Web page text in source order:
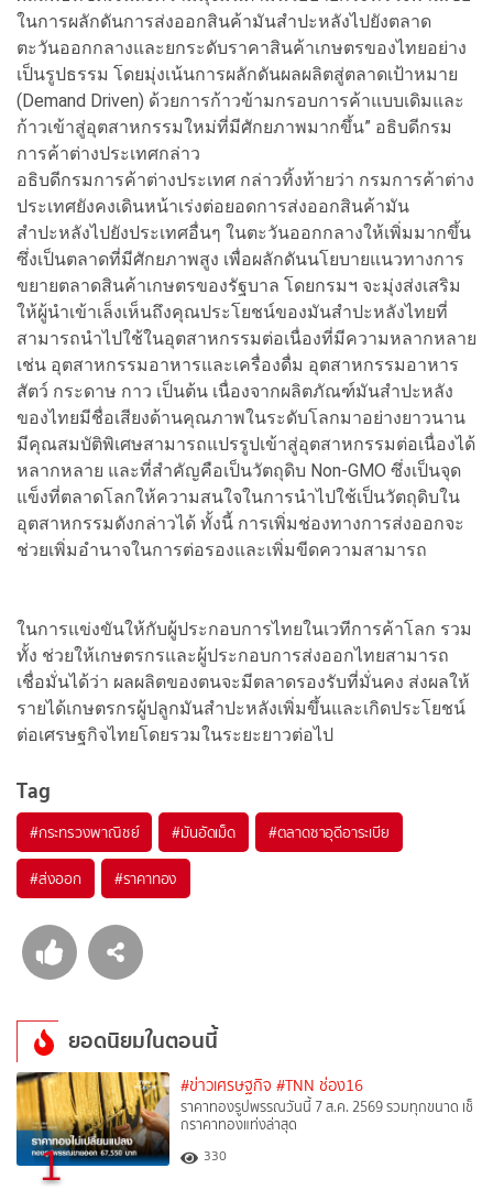
ในการผลักดันการส่งออกสินค้ามันสำปะหลังไปยังตลาด
ตะวันออกกลางและยกระดับราคาสินค้าเกษตรของไทยอย่าง
เป็นรูปธรรม โดยมุ่งเน้นการผลักดันผลผลิตสู่ตลาดเป้าหมาย
(Demand Driven) ด้วยการก้าวข้ามกรอบการค้าแบบเดิมและ
ก้าวเข้าสู่อุตสาหกรรมใหม่ที่มีศักยภาพมากขึ้น” อธิบดีกรม
การค้าต่างประเทศกล่าว
อธิบดีกรมการค้าต่างประเทศ กล่าวทิ้งท้ายว่า กรมการค้าต่าง
ประเทศยังคงเดินหน้าเร่งต่อยอดการส่งออกสินค้ามัน
สำปะหลังไปยังประเทศอื่นๆ ในตะวันออกกลางให้เพิ่มมากขึ้น
ซึ่งเป็นตลาดที่มีศักยภาพสูง เพื่อผลักดันนโยบายแนวทางการ
ขยายตลาดสินค้าเกษตรของรัฐบาล โดยกรมฯ จะมุ่งส่งเสริม
ให้ผู้นำเข้าเล็งเห็นถึงคุณประโยชน์ของมันสำปะหลังไทยที่
สามารถนำไปใช้ในอุตสาหกรรมต่อเนื่องที่มีความหลากหลาย
เช่น อุตสาหกรรมอาหารและเครื่องดื่ม อุตสาหกรรมอาหาร
สัตว์ กระดาษ กาว เป็นต้น เนื่องจากผลิตภัณฑ์มันสำปะหลัง
ของไทยมีชื่อเสียงด้านคุณภาพในระดับโลกมาอย่างยาวนาน
มีคุณสมบัติพิเศษสามารถแปรรูปเข้าสู่อุตสาหกรรมต่อเนื่องได้
หลากหลาย และที่สำคัญคือเป็นวัตถุดิบ Non-GMO ซึ่งเป็นจุด
แข็งที่ตลาดโลกให้ความสนใจในการนำไปใช้เป็นวัตถุดิบใน
อุตสาหกรรมดังกล่าวได้ ทั้งนี้ การเพิ่มช่องทางการส่งออกจะ
ช่วยเพิ่มอำนาจในการต่อรองและเพิ่มขีดความสามารถ
ในการแข่งขันให้กับผู้ประกอบการไทยในเวทีการค้าโลก รวม
ทั้ง ช่วยให้เกษตรกรและผู้ประกอบการส่งออกไทยสามารถ
เชื่อมั่นได้ว่า ผลผลิตของตนจะมีตลาดรองรับที่มั่นคง ส่งผลให้
รายได้เกษตรกรผู้ปลูกมันสำปะหลังเพิ่มขึ้นและเกิดประโยชน์
ต่อเศรษฐกิจไทยโดยรวมในระยะยาวต่อไป
Tag
#กระทรวงพาณิชย์ #มันอัดเม็ด #ตลาดซาอุดีอาระเบีย
#ส่งออก #ราคาทอง
ยอดนิยมในตอนนี้
1
#ข่าวเศรษฐกิจ #TNN ช่อง16
ราคาทองรูปพรรณวันนี้ 7 ส.ค. 2569 รวมทุกขนาด เช็
กราคาทองแท่งล่าสุด
330